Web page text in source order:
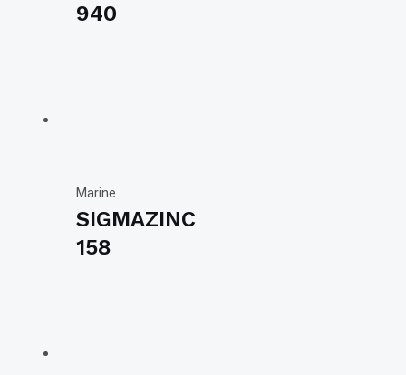
940
Marine
SIGMAZINC
158